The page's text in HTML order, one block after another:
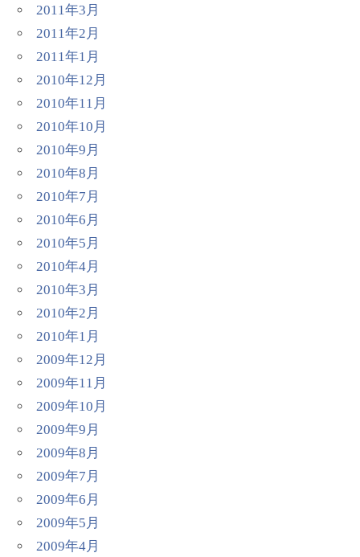
2011年3月
2011年2月
2011年1月
2010年12月
2010年11月
2010年10月
2010年9月
2010年8月
2010年7月
2010年6月
2010年5月
2010年4月
2010年3月
2010年2月
2010年1月
2009年12月
2009年11月
2009年10月
2009年9月
2009年8月
2009年7月
2009年6月
2009年5月
2009年4月